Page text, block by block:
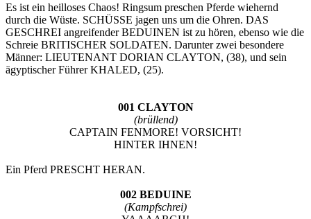
Es ist ein heilloses Chaos! Ringsum preschen Pferde wiehernd
durch die Wüste. SCHÜSSE jagen uns um die Ohren. DAS
GESCHREI angreifender BEDUINEN ist zu hören, ebenso wie die
Schreie BRITISCHER SOLDATEN. Darunter zwei besondere
Männer: LIEUTENANT DORIAN CLAYTON, (38), und sein
ägyptischer Führer KHALED, (25).
001 CLAYTON
(brüllend)
CAPTAIN FENMORE! VORSICHT!
HINTER IHNEN!
Ein Pferd PRESCHT HERAN.
002 BEDUINE
(Kampfschrei)